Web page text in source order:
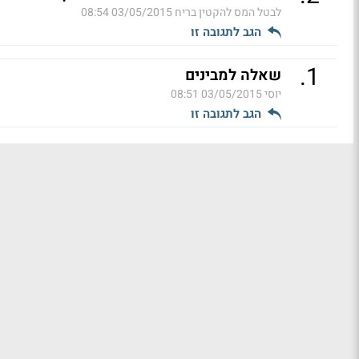
לבטל המס להקטין בריח03/05/2015 08:54
הגב לתגובה זו
1
. שאלה למבינים
יוסי03/05/2015 08:51
הגב לתגובה זו